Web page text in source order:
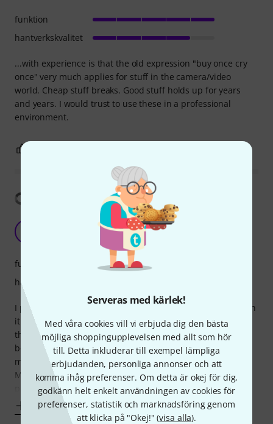
Serveras med kärlek!
Med våra cookies vill vi erbjuda dig den bästa
möjliga shoppingupplevelsen med allt som hör
till. Detta inkluderar till exempel lämpliga
erbjudanden, personliga annonser och att
komma ihåg preferenser. Om detta är okej för dig,
godkänn helt enkelt användningen av cookies för
preferenser, statistik och marknadsföring genom
att klicka på "Okej!" (visa alla).
...with experience is that the old expression "buy once cry
once" very much applies for stuff in the camera/video
world. Cheap stuff breaks. Good stuff holds up for years
and years. I would trust to use these in a professional
environment.
funktion
hantverkskvalitet
Reassuring and spacious
chalker_and_talker 26.07.2022
I purchased this to house 2 LS1160 Manfrotto stands, which
it manages comfortably (with more than enough space to
throw in a compartively diminutive Manfrotto nanopole -
box and all). Overall the bag seems well made (and I'm
much happier with the build quality than with, say,
Manfrotto's more lightweight LBAG range - which has
problematic 'lids'). There seems to be a
Visa mer
funktion
hantverkskvalitet